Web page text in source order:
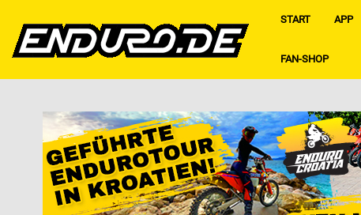
START APP
FAN-SHOP